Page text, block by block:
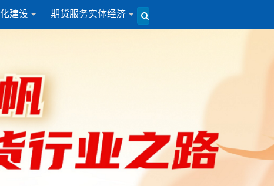
建设 期货服务实体经济